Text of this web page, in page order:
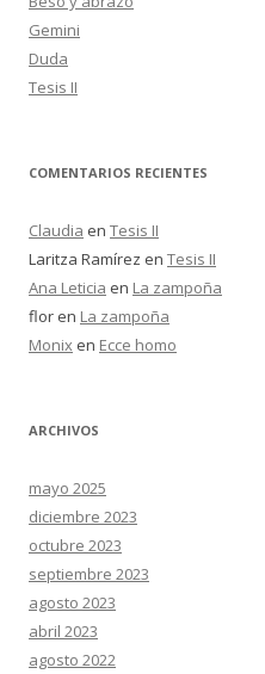
Gemini
Duda
Tesis II
COMENTARIOS RECIENTES
Claudia en Tesis II
Laritza Ramírez en Tesis II
Ana Leticia en La zampoña
flor en La zampoña
Monix en Ecce homo
ARCHIVOS
mayo 2025
diciembre 2023
octubre 2023
septiembre 2023
agosto 2023
abril 2023
agosto 2022